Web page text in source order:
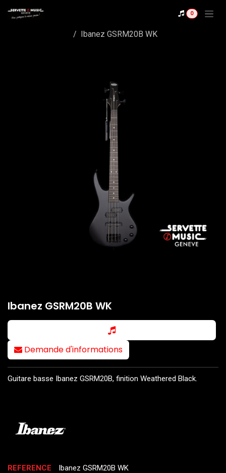
0
Ibanez GSRM20B WK
Ibanez GSRM20B WK
Demande d'informations
Guitare basse Ibanez GSRM20B, finition Weathered Black.
REFERENCE Ibanez GSRM20B WK